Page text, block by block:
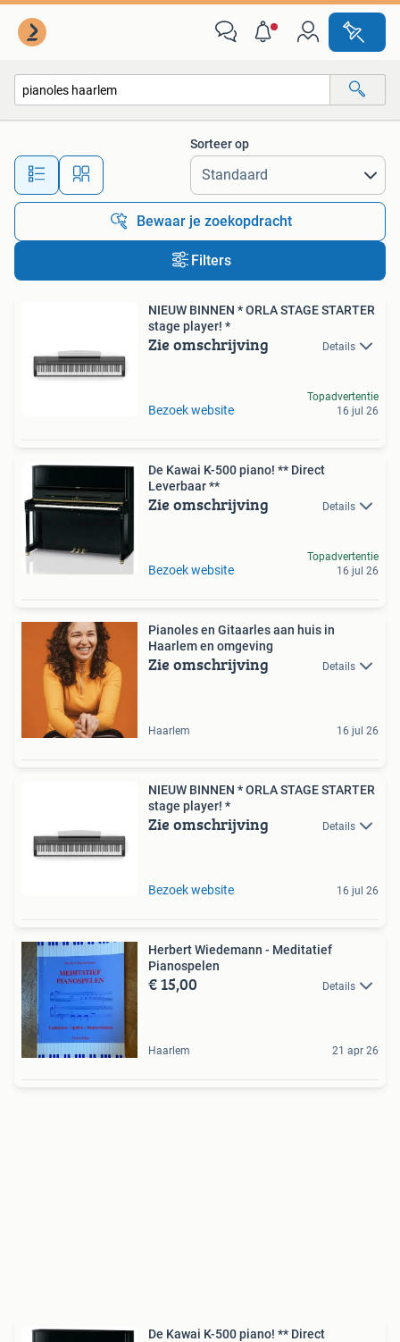
Alle afstanden…
Sorteer op
Bewaar je zoekopdracht
Filters
NIEUW BINNEN * ORLA STAGE STARTER
stage player! *
Zie omschrijving Details
Bezoek website
Topadvertentie
16 jul 26
De Kawai K-500 piano! ** Direct
Leverbaar **
Zie omschrijving Details
Bezoek website
Topadvertentie
16 jul 26
Pianoles en Gitaarles aan huis in
Haarlem en omgeving
Zie omschrijving Details
Haarlem 16 jul 26
NIEUW BINNEN * ORLA STAGE STARTER
stage player! *
Zie omschrijving Details
Bezoek website 16 jul 26
Herbert Wiedemann - Meditatief
Pianospelen
€ 15,00 Details
Haarlem 21 apr 26
De Kawai K-500 piano! ** Direct